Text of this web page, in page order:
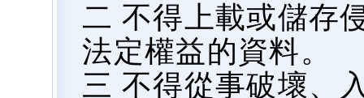
二 不得上載或儲存
法定權益的資料。
三 不得從事破壞、